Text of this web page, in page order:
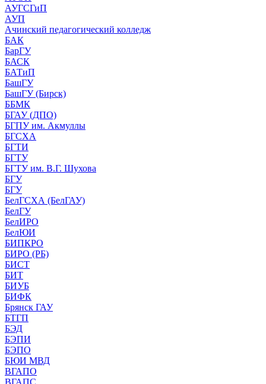
АУГСГиП
АУП
Ачинский педагогический колледж
БАК
БарГУ
БАСК
БАТиП
БашГУ
БашГУ (Бирск)
ББМК
БГАУ (ДПО)
БГПУ им. Акмуллы
БГСХА
БГТИ
БГТУ
БГТУ им. В.Г. Шухова
БГУ
БГУ
БелГСХА (БелГАУ)
БелГУ
БелИРО
БелЮИ
БИПКРО
БИРО (РБ)
БИСТ
БИТ
БИУБ
БИФК
Брянск ГАУ
БТГП
БЭД
БЭПИ
БЭПО
БЮИ МВД
ВГАПО
ВГАПС